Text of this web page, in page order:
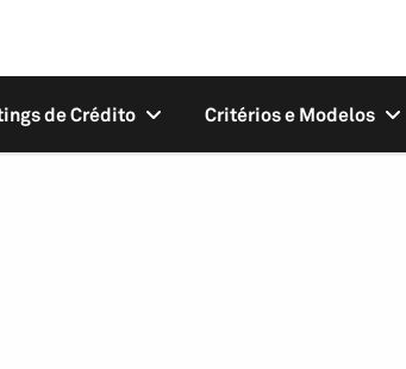
de Crédito Critérios e Modelos